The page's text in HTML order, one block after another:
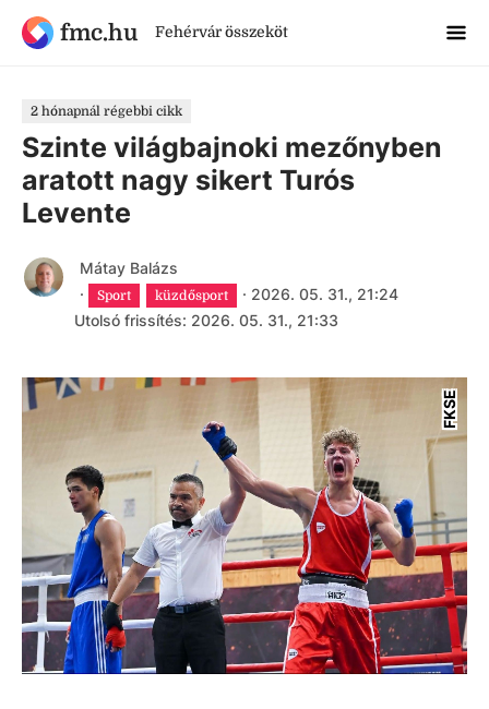
fmc.hu Fehérvár összeköt
2 hónapnál régebbi cikk
Szinte világbajnoki mezőnyben
aratott nagy sikert Turós
Levente
Mátay Balázs
·
Sport küzdősport · 2026. 05. 31., 21:24
Utolsó frissítés: 2026. 05. 31., 21:33
FKSE